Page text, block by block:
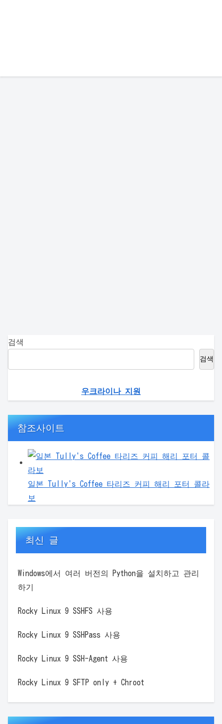
검색
검색
우크라이나 지원
참조사이트
일본 Tully's Coffee 타리즈 커피 해리 포터 콜라
보
최신 글
Windows에서 여러 버전의 Python을 설치하고 관리
하기
Rocky Linux 9 SSHFS 사용
Rocky Linux 9 SSHPass 사용
Rocky Linux 9 SSH-Agent 사용
Rocky Linux 9 SFTP only + Chroot